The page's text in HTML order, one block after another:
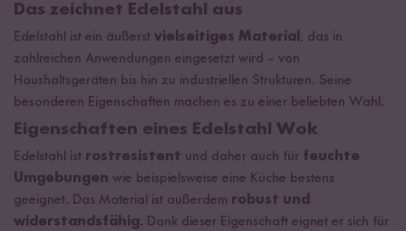
Das zeichnet Edelstahl aus
Edelstahl ist ein äußerst vielseitiges Material , das in
zahlreichen Anwendungen eingesetzt wird – von
Haushaltsgeräten bis hin zu industriellen Strukturen. Seine
besonderen Eigenschaften machen es zu einer beliebten Wahl.
Eigenschaften eines Edelstahl Wok
Edelstahl ist rostresistent und daher auch für feuchte
Umgebungen wie beispielsweise eine Küche bestens
geeignet. Das Material ist außerdem robust und
widerstandsfähig. Dank dieser Eigenschaft eignet er sich für